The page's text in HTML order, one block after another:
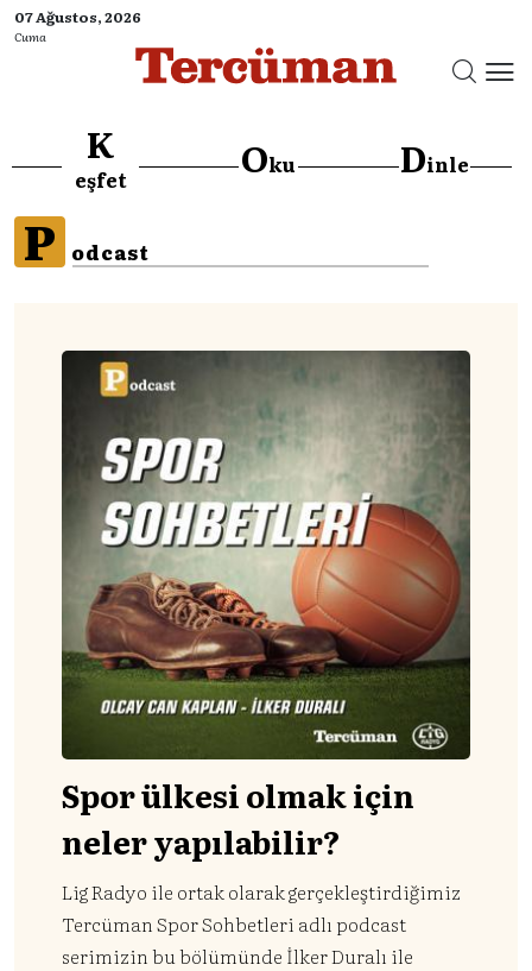
07 Ağustos, 2026
Cuma
K
eşfet Oku Dinle
P odcast
Spor ülkesi olmak için
neler yapılabilir?
Lig Radyo ile ortak olarak gerçekleştirdiğimiz
Tercüman Spor Sohbetleri adlı podcast
serimizin bu bölümünde İlker Duralı ile